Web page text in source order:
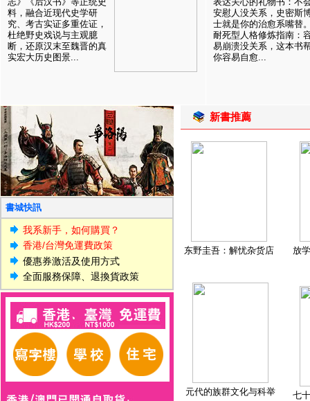
料，融合近现代史学研
究、考古实证多重佐证，
杜绝野史戏说与主观臆
断，还原汉末至魏晋的真
实宏大历史图景...
安慰人没关系，史密斯
士就是你的治愈系嘴替
耐死型人格修炼指南：
易崩溃没关系，这本书
你容易自愈...
書城快訊
我系新手，如何購買？
香港/台灣免運費政策
優惠券激活及使用方式
全面服務保障、退換貨政策
新書推薦
东野圭吾：解忧杂货店 放
元代的族群文化与科举 七